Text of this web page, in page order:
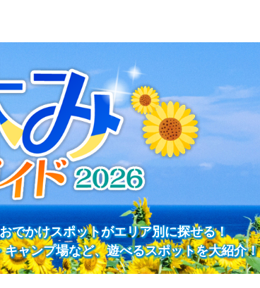
でかけスポットがエリア別に探せる！
ャンプ場など、遊べるスポットを大紹介！